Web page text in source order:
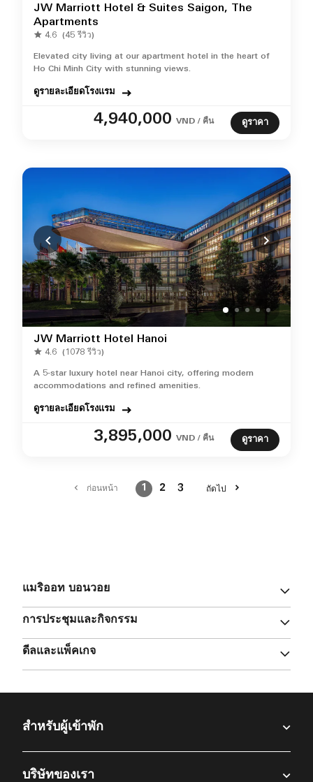
JW Marriott Hotel & Suites Saigon, The
Apartments
4.6 (45 รีวิว)
Elevated city living at our apartment hotel in the heart of
Ho Chi Minh City with stunning views.
ดูรายละเอียดโรงแรม
4,940,000 VND / คืน ดูราคา
JW Marriott Hotel Hanoi
4.6 (1078 รีวิว)
A 5-star luxury hotel near Hanoi city, offering modern
accommodations and refined amenities.
ดูรายละเอียดโรงแรม
3,895,000 VND / คืน ดูราคา
ก่อนหน้า 1 2 3 ถัดไป
แมริออท บอนวอย
การประชุมและกิจกรรม
ดีลและแพ็คเกจ
สำหรับผู้เข้าพัก​
บริษัทของเรา